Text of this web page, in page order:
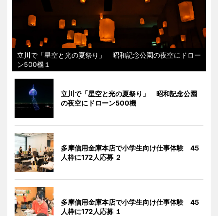
立川で「星空と光の夏祭り」 昭和記念公園の夜空にドロー
ン500機１
立川で「星空と光の夏祭り」 昭和記念公園
の夜空にドローン500機
多摩信用金庫本店で小学生向け仕事体験 45
人枠に172人応募 ２
多摩信用金庫本店で小学生向け仕事体験 45
人枠に172人応募 １